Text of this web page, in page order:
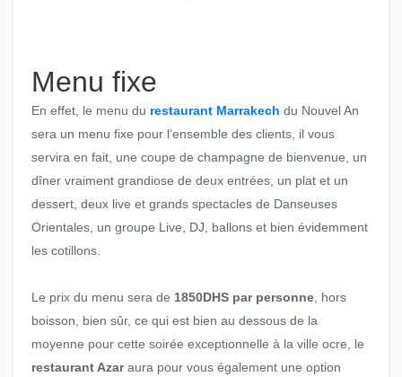
Menu fixe
En effet, le menu du restaurant Marrakech du Nouvel An
sera un menu fixe pour l’ensemble des clients, il vous
servira en fait, une coupe de champagne de bienvenue, un
dîner vraiment grandiose de deux entrées, un plat et un
dessert, deux live et grands spectacles de Danseuses
Orientales, un groupe Live, DJ, ballons et bien évidemment
les cotillons.
Le prix du menu sera de 1850DHS par personne , hors
boisson, bien sûr, ce qui est bien au dessous de la
moyenne pour cette soirée exceptionnelle à la ville ocre, le
restaurant Azaraura pour vous également une option